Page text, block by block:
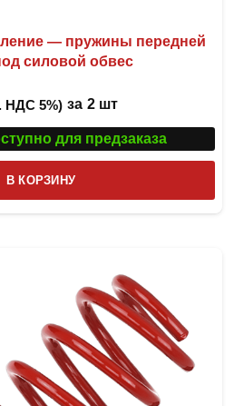
— пружины передней
силовой обвес
НДС 5%) за 2 шт
для предзаказа
В КОРЗИНУ